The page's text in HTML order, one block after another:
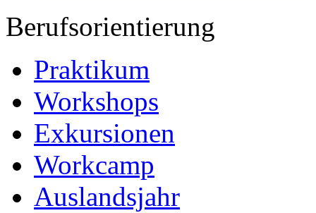
Berufsorientierung
Praktikum
Workshops
Exkursionen
Workcamp
Auslandsjahr